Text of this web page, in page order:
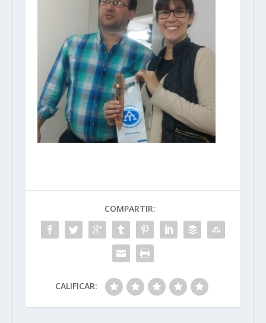
COMPARTIR:
CALIFICAR: